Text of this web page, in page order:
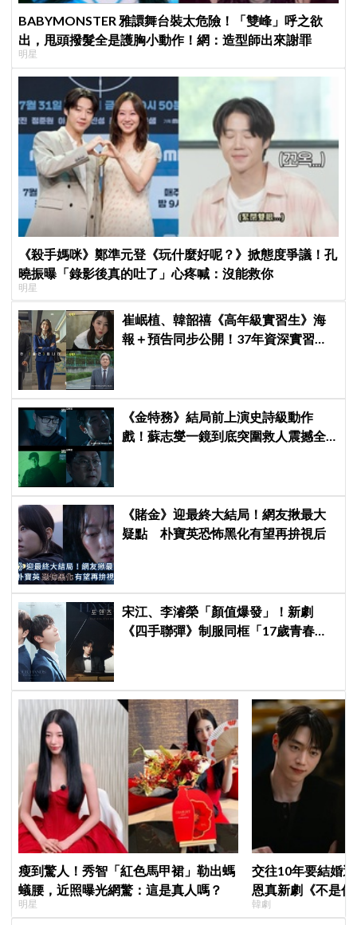
BABYMONSTER 雅譞舞台裝太危險！「雙峰」呼之欲
出，甩頭撥髮全是護胸小動作！網：造型師出來謝罪
明星
《殺手媽咪》鄭準元登《玩什麼好呢？》掀態度爭議！孔
曉振曝「錄影後真的吐了」心疼喊：沒能救你
明星
崔岷植、韓韶禧《高年級實習生》海
報＋預告同步公開！37年資深實習生
《金特務》結局前上演史詩級動作
戲！蘇志燮一鏡到底突圍救人震撼全
《賭金》迎最終大結局！網友揪最大
疑點 朴寶英恐怖黑化有望再拚視后
宋江、李濬榮「顏值爆發」！新劇
《四手聯彈》制服同框「17歲青春神
瘦到驚人！秀智「紅色馬甲裙」勒出螞
蟻腰，近照曝光網驚：這是真人嗎？
明星
交往10年要結婚
恩真新劇《不是
光，9月12日首播
韓劇